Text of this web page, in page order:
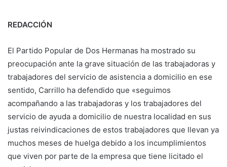
REDACCIÓN
El Partido Popular de Dos Hermanas ha mostrado su
preocupación ante la grave situación de las trabajadoras y
trabajadores del servicio de asistencia a domicilio en ese
sentido, Carrillo ha defendido que «seguimos
acompañando a las trabajadoras y los trabajadores del
servicio de ayuda a domicilio de nuestra localidad en sus
justas reivindicaciones de estos trabajadores que llevan ya
muchos meses de huelga debido a los incumplimientos
que viven por parte de la empresa que tiene licitado el